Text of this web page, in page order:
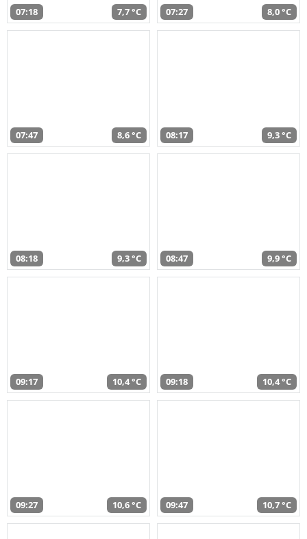
07:18 7,7 °C 07:27 8,0 °C
07:47 8,6 °C 08:17 9,3 °C
08:18 9,3 °C 08:47 9,9 °C
09:17 10,4 °C 09:18 10,4 °C
09:27 10,6 °C 09:47 10,7 °C